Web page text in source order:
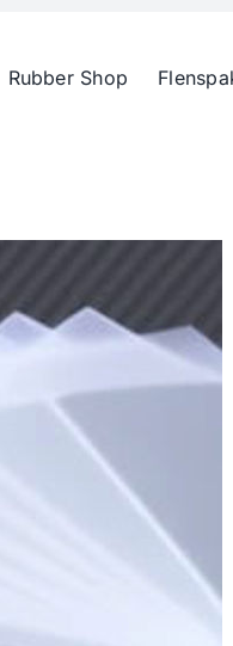
Rubber Shop